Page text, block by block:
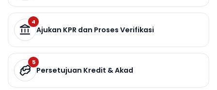
4
Ajukan KPR dan Proses Verifikasi
5
Persetujuan Kredit & Akad